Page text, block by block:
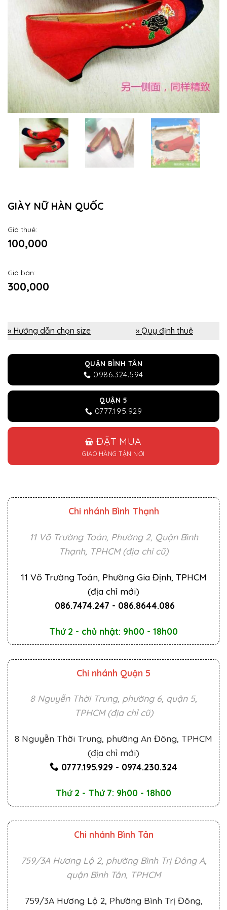
GIÀY NỮ HÀN QUỐC
Giá thuê:
100,000
Giá bán:
300,000
» Hướng dẫn chọn size » Quy định thuê
QUẬN BÌNH TÂN
0986.324.594
QUẬN 5
0777.195.929
ĐẶT MUA
GIAO HÀNG TẬN NƠI
Chi nhánh Bình Thạnh
11 Võ Trường Toản, Phường 2, Quận Bình
Thạnh, TPHCM (địa chỉ cũ)
11 Võ Trường Toản, Phường Gia Định, TPHCM
(địa chỉ mới)
086.7474.247 - 086.8644.086
Thứ 2 - chủ nhật: 9h00 - 18h00
Chi nhánh Quận 5
8 Nguyễn Thời Trung, phường 6, quận 5,
TPHCM (địa chỉ cũ)
8 Nguyễn Thời Trung, phường An Đông, TPHCM
(địa chỉ mới)
0777.195.929 - 0974.230.324
Thứ 2 - Thứ 7: 9h00 - 18h00
Chi nhánh Bình Tân
759/3A Hương Lộ 2, phường Bình Trị Đông A,
quận Bình Tân, TPHCM
759/3A Hương Lộ 2, Phường Bình Trị Đông,